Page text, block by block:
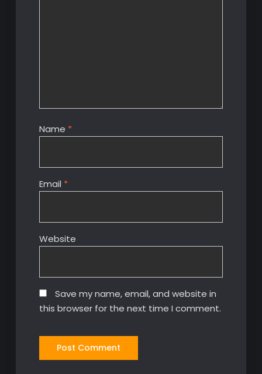
Name *
Email *
Website
Save my name, email, and website in
this browser for the next time I comment.